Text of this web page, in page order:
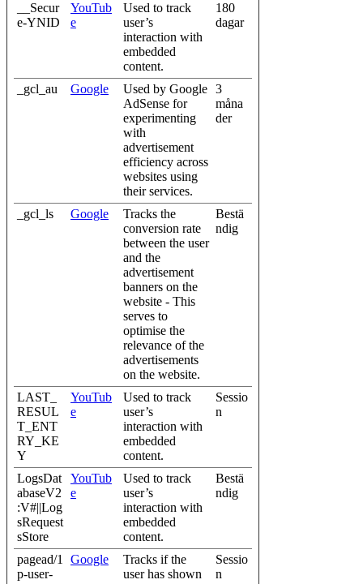
__Secur
e-YNID
YouTub
e
Used to track
user’s
interaction with
embedded
content.
180
dagar
_gcl_au Google
Used by Google
AdSense for
experimenting
with
advertisement
efficiency across
websites using
their services.
3
måna
der
_gcl_ls Google
Tracks the
conversion rate
between the user
and the
advertisement
banners on the
website - This
serves to
optimise the
relevance of the
advertisements
on the website.
Bestä
ndig
LAST_
RESUL
T_ENT
RY_KE
Y
YouTub
e
Used to track
user’s
interaction with
embedded
content.
Sessio
n
LogsDat
abaseV2
:V#||Log
sRequest
sStore
YouTub
e
Used to track
user’s
interaction with
embedded
content.
Bestä
ndig
pagead/1
p-user-
Google
Tracks if the
user has shown
Sessio
n